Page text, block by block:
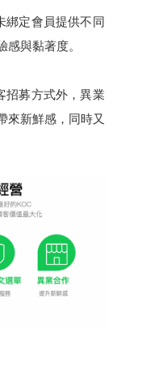
綁定會員提供不同
與黏著度。
招募方式外，異業
來新鮮感，同時又